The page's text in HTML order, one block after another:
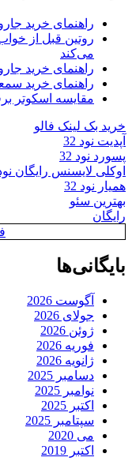
راهنمای خرید جارو
می‌کند
راهنمای خرید
راهنمای خرید
مقایسه اسکوتر
خرید بک لینک فالو
آپدیت نود 32
پسورد نود 32
اوکلی لایسنس رایگان نود
همیار نود 32
بهترین سئو
رایگان
بایگانی‌ها
آگوست 2026
جولای 2026
ژوئن 2026
فوریه 2026
ژانویه 2026
دسامبر 2025
نوامبر 2025
اکتبر 2025
سپتامبر 2025
می 2020
اکتبر 2019